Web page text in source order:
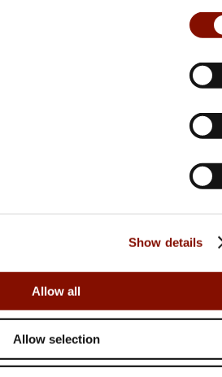
Show details
Allow all
Allow selection